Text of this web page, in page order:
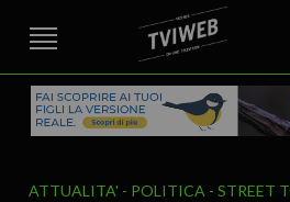
STREET TG CRONACA VENETO
AREA BERICA
ECONOMIA
EDITORIALE ITALIA E MONDO CURIOSITÀ –
SPORT
IL GRAFFIO FOOD & DRINK
ATTUALITA' POLITICA
STREET